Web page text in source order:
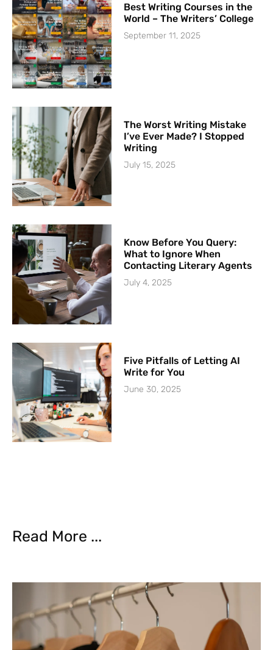
Best Writing Courses in the
World – The Writers’ College
September 11, 2025
The Worst Writing Mistake
I’ve Ever Made? I Stopped
Writing
July 15, 2025
Know Before You Query:
What to Ignore When
Contacting Literary Agents
July 4, 2025
Five Pitfalls of Letting AI
Write for You
June 30, 2025
Read More ...